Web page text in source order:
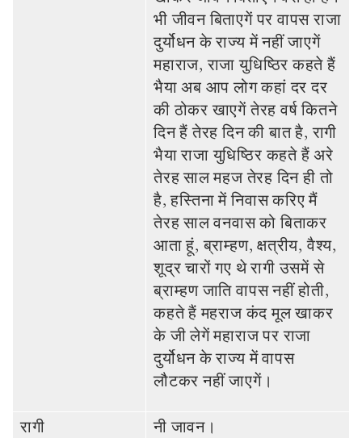
भी जीवन बिताएगें पर वापस राजा
दुर्योधन के राज्‍य में नहीं जाएगें
महाराज, राजा युधिष्ठिर कहते हैं
भैया अब आप लोग कहां दर दर
की ठोकर खाएगें तेरह वर्ष कि‍तने
दिन हैं तेरह दिन की बात है, रागी
भैया राजा युधिष्ठिर कहते हैं अरे
तेरह साल महज तेरह दिन ही तो
है, हस्तिना में निवास करिए मैं
तेरह साल वनवास को बिताकर
आता हूं, ब्राम्‍हण, क्षत्रीय, वैश्‍य,
शूद्र चारों गए थे रागी उसमें से
ब्राम्‍हण जाति वापस नहीं होती,
कहते हैं महराज कंद मूल खाकर
के जी लेगें महाराज पर राजा
दुर्योधन के राज्‍य में वापस
लौटकर नहीं जाएगें।
रागी नी जावन।